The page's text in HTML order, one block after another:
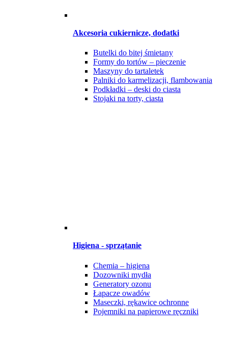
Akcesoria cukiernicze, dodatki
Butelki do bitej śmietany
Formy do tortów – pieczenie
Maszyny do tartaletek
Palniki do karmelizacji, flambowania
Podkładki – deski do ciasta
Stojaki na torty, ciasta
Higiena - sprzątanie
Chemia – higiena
Dozowniki mydła
Generatory ozonu
Łapacze owadów
Maseczki, rękawice ochronne
Pojemniki na papierowe ręczniki